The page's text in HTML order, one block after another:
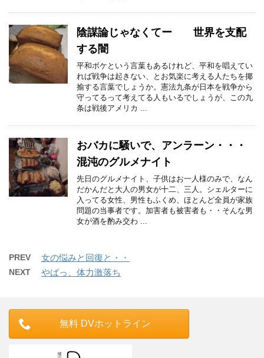
陰謀論じゃなくてー 世界を支配
する闇
平和ボケという言葉もあるけれど、平和を唱えてい
れば戦争は起きない、とお気楽に考える人たちを揶
揄する言葉でしょうか。憲法九条が日本を戦争から
守ってるって考えてる人もいるでしょうが、この九
条は戦後アメリカ ...
おバカに騒いで、アンラーン・・・
混沌のグルメナイト
先日のグルメナイト、子供はお一人様のみで、なん
だかんだと大人の男女が十二、三人。シェルターに
入ってる女性、男性もふくめ、ほとんど全員が家族
問題の当事者です。加害者も被害者も・・そんな男
女が酒を酌み交わ ...
PREV 女の悩みと回復と・・
NEXT やばっ、体力激落ち
無料 DVホットライン